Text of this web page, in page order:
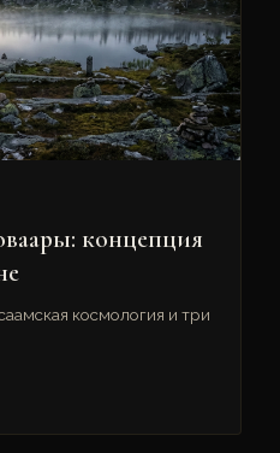
концепция
космология и три